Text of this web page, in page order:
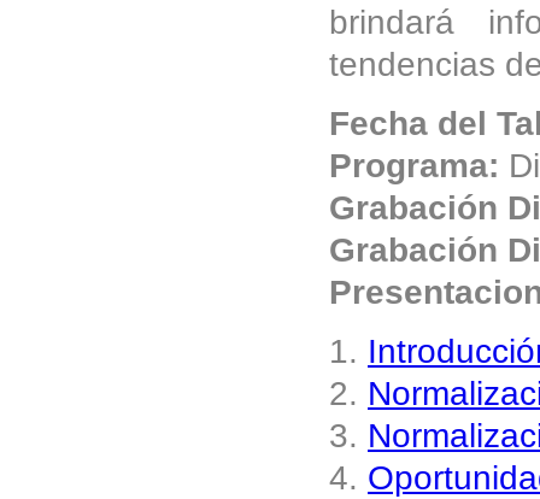
brindará
tendencias
Fecha del
Programa:
Grabación
Grabación
1.
2.
3.
4.